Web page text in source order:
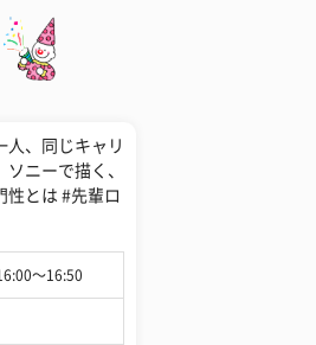
人、同じキャリ
ニーで描く、
性とは #先輩ロ
〜16:50